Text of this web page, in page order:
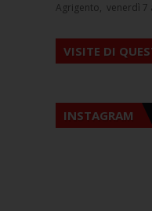
Agrigento, venerdì 7
VISITE DI
INSTAGRAM